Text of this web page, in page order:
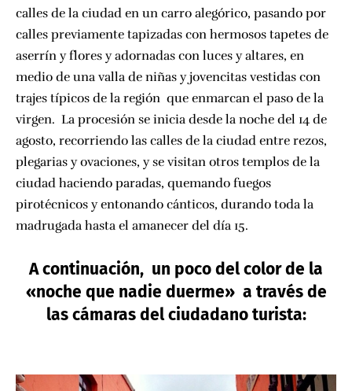
calles de la ciudad en un carro alegórico, pasando por
calles previamente tapizadas con hermosos tapetes de
aserrín y flores y adornadas con luces y altares, en
medio de una valla de niñas y jovencitas vestidas con
trajes típicos de la región que enmarcan el paso de la
virgen. La procesión se inicia desde la noche del 14 de
agosto, recorriendo las calles de la ciudad entre rezos,
plegarias y ovaciones, y se visitan otros templos de la
ciudad haciendo paradas, quemando fuegos
pirotécnicos y entonando cánticos, durando toda la
madrugada hasta el amanecer del día 15.
A continuación, un poco del color de la
«noche que nadie duerme» a través de
las cámaras del ciudadano turista: